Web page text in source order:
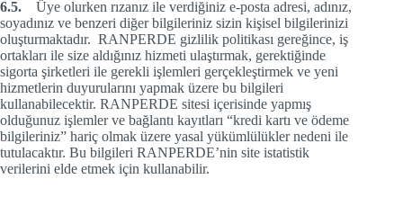
6.5. Üye olurken rızanız ile verdiğiniz e-posta adresi, adınız,
soyadınız ve benzeri diğer bilgileriniz sizin kişisel bilgilerinizi
oluşturmaktadır. RANPERDE gizlilik politikası gereğince, iş
ortakları ile size aldığınız hizmeti ulaştırmak, gerektiğinde
sigorta şirketleri ile gerekli işlemleri gerçekleştirmek ve yeni
hizmetlerin duyurularını yapmak üzere bu bilgileri
kullanabilecektir. RANPERDE sitesi içerisinde yapmış
olduğunuz işlemler ve bağlantı kayıtları “kredi kartı ve ödeme
bilgileriniz” hariç olmak üzere yasal yükümlülükler nedeni ile
tutulacaktır. Bu bilgileri RANPERDE’nin site istatistik
verilerini elde etmek için kullanabilir.